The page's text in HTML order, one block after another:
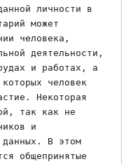
личности в
может
человека,
деятельности,
и работах, а
человек
Некоторая
так как не
и
данных. В этом
общепринятые